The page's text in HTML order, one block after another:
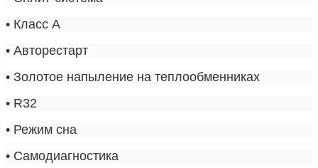
• Класс A
• Авторестарт
• Золотое напыление на теплообменниках
• R32
• Режим сна
• Самодиагностика